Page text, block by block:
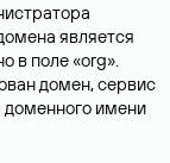
является
в поле «org».
домен, сервис
доменного имени